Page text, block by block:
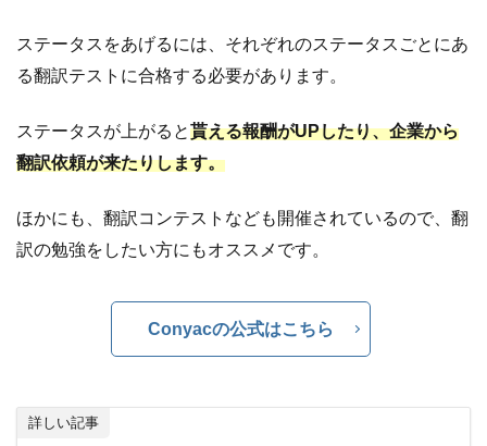
ステータスをあげるには、それぞれのステータスごとにあ
る翻訳テストに合格する必要があります。
ステータスが上がると貰える報酬がUPしたり、企業から
翻訳依頼が来たりします。
ほかにも、翻訳コンテストなども開催されているので、翻
訳の勉強をしたい方にもオススメです。
Conyacの公式はこちら
詳しい記事